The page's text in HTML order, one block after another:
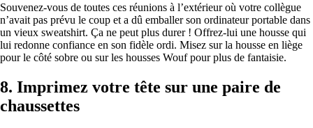
Souvenez-vous de toutes ces réunions à l’extérieur où votre collègue
n’avait pas prévu le coup et a dû emballer son ordinateur portable dans
un vieux sweatshirt. Ça ne peut plus durer ! Offrez-lui une housse qui
lui redonne confiance en son fidèle ordi. Misez sur la housse en liège
pour le côté sobre ou sur les housses Wouf pour plus de fantaisie.
8. Imprimez votre tête sur une paire de
chaussettes